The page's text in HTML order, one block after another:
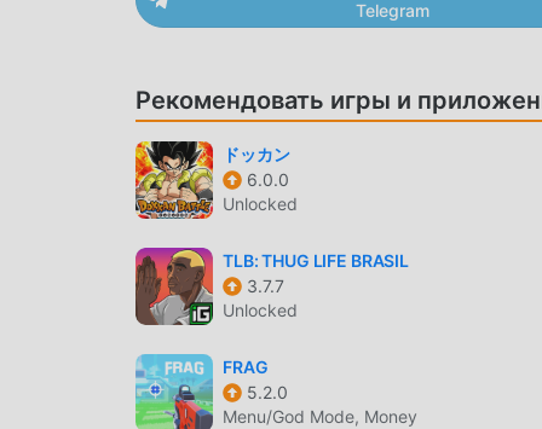
Как и традиционные игры action, Pennywise
благодаря высококачественной графике,
поклонников action, и по сравнению по
использует обновленный виртуальный
технологиям впечатления от игры на
он максимально улучшает сенсорный опыт
мобильных телефонов apk с отличной
полной мере насладиться счастьем. принес
УНИКАЛЬНЫЙ МОД
Традиционная игра action требует, чтобы
Telegram
Рекомендовать игры и
ドッカン
6.0.0
Unlocked
TLB: THUG LIFE BRASIL
3.7.7
Unlocked
FRAG
5.2.0
Menu/God Mode, Money